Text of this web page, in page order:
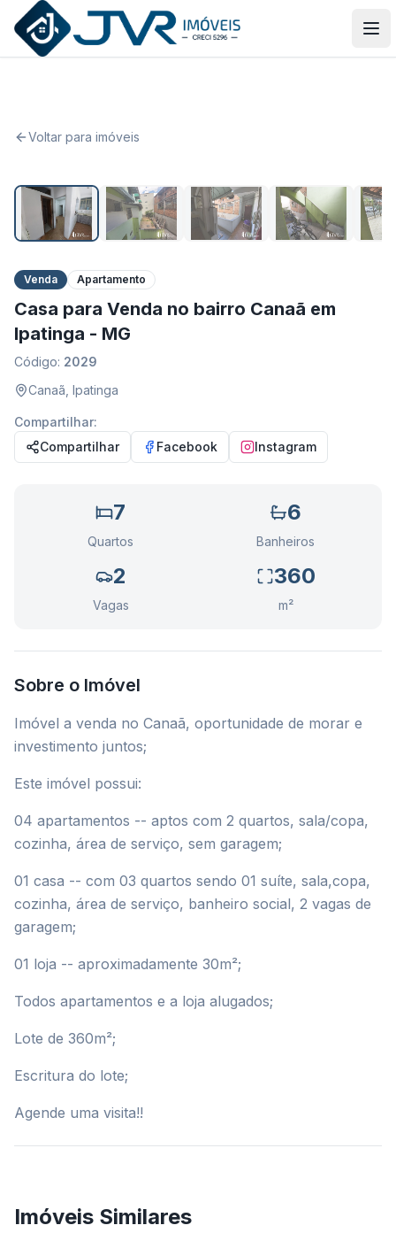
JVR Imóveis
Voltar para imóveis
Venda Apartamento
Casa para Venda no bairro Canaã em
Ipatinga - MG
Código: 2029
Canaã Ipatinga
Compartilhar:
Compartilhar
Facebook Instagram
7
Quartos
6
Banheiros
2
Vagas
360
m²
Sobre o Imóvel
Imóvel a venda no Canaã, oportunidade de morar e
investimento juntos;
Este imóvel possui:
04 apartamentos -- aptos com 2 quartos, sala/copa,
cozinha, área de serviço, sem garagem;
01 casa -- com 03 quartos sendo 01 suíte, sala,copa,
cozinha, área de serviço, banheiro social, 2 vagas de
garagem;
01 loja -- aproximadamente 30m²;
Todos apartamentos e a loja alugados;
Lote de 360m²;
Escritura do lote;
Agende uma visita!!
Imóveis Similares